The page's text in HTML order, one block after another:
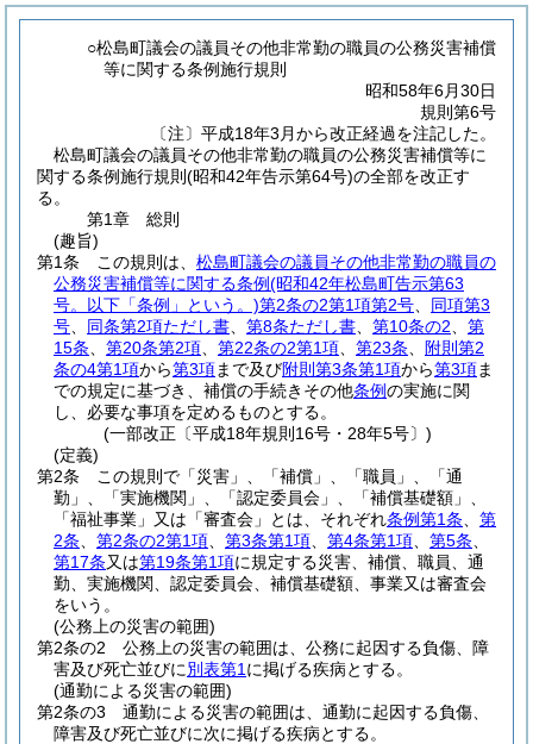
○松島町議会の議員その他非常勤の職員の公務災害補償
等に関する条例施行規則
昭和58年6月30日
規則第6号
〔注〕平成18年3月から改正経過を注記した。
松島町議会の議員その他非常勤の職員の公務災害補償等に
関する条例施行規則(昭和42年告示第64号)の全部を改正す
る。
第1章
総則
(趣旨)
第1条
この規則は、 松島町議会の議員その他非常勤の職員の
公務災害補償等に関する条例(昭和42年松島町告示第63
号。以下「条例」という。)第2条の2第1項第2号
同項第3
号
同条第2項ただし書 第8条ただし書 第10条の2
第
15条
第20条第2項 第22条の2第1項 第23条
附則第2
条の4第1項から第3項まで及び附則第3条第1項から第3項ま
での規定に基づき、補償の手続きその他条例の実施に関
し、必要な事項を定めるものとする。
(一部改正〔平成18年規則16号・28年5号〕)
(定義)
第2条
この規則で「災害」、「補償」、「職員」、「通
勤」、「実施機関」、「認定委員会」、「補償基礎額」、
「福祉事業」又は「審査会」とは、それぞれ条例第1条
第
2条
第2条の2第1項 第3条第1項 第4条第1項 第5条
第17条又は第19条第1項に規定する災害、補償、職員、通
勤、実施機関、認定委員会、補償基礎額、事業又は審査会
をいう。
(公務上の災害の範囲)
第2条の2
公務上の災害の範囲は、公務に起因する負傷、障
害及び死亡並びに別表第1 に掲げる疾病とする。
(通勤による災害の範囲)
第2条の3
通勤による災害の範囲は、通勤に起因する負傷、
障害及び死亡並びに次に掲げる疾病とする。